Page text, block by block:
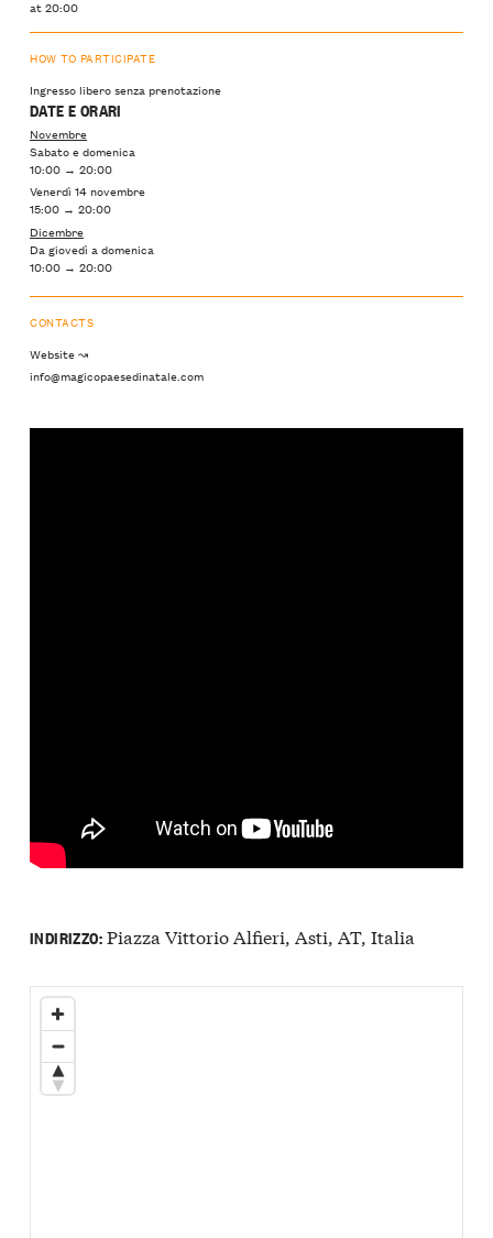
at 20:00
HOW TO PARTICIPATE
Ingresso libero senza prenotazione
DATE E ORARI
Novembre
Sabato e domenica
10:00 → 20:00
Venerdì 14 novembre
15:00 → 20:00
Dicembre
Da giovedì a domenica
10:00 → 20:00
CONTACTS
Website ↝
info@magicopaesedinatale.com
INDIRIZZO:Piazza Vittorio Alfieri, Asti, AT, Italia